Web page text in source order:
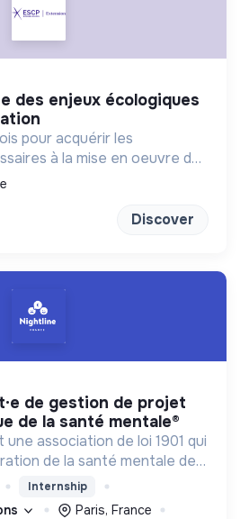
pour acquérir les
à la mise en oeuvre de
et environnementale au
Discover
de la santé mentale®
association de loi 1901 qui
de la santé mentale des
des étudiant·e·s en
et collective.
Internship
Paris, France